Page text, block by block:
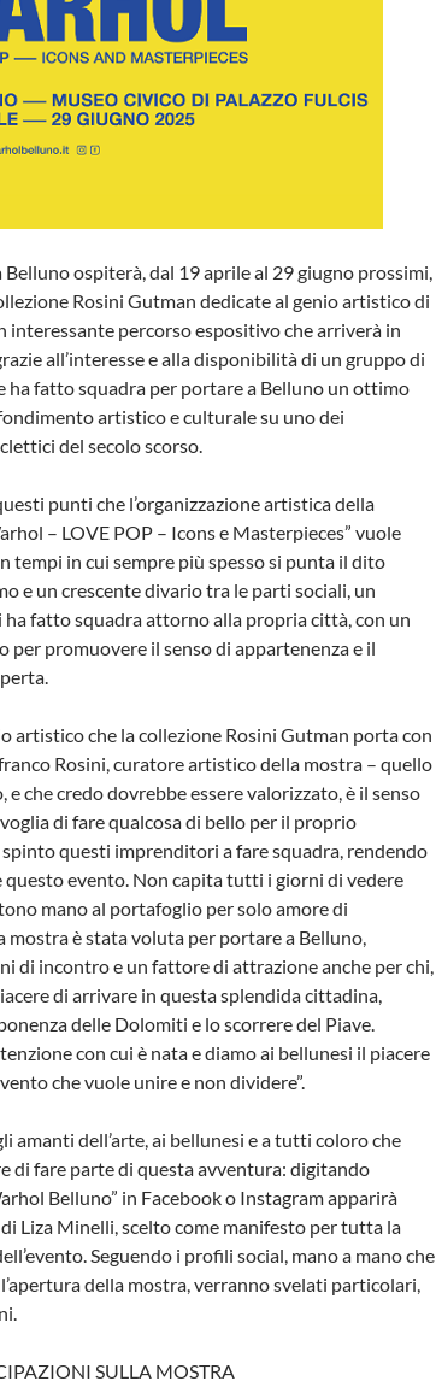
Belluno ospiterà, dal 19 aprile al 29 giugno prossimi,
Rosini Gutman dedicate al genio artistico di
interessante percorso espositivo che arriverà in
all’interesse e alla disponibilità di un gruppo di
ha fatto squadra per portare a Belluno un ottimo
artistico e culturale su uno dei
del secolo scorso.
punti che l’organizzazione artistica della
– LOVE POP – Icons e Masterpieces” vuole
tempi in cui sempre più spesso si punta il dito
e un crescente divario tra le parti sociali, un
fatto squadra attorno alla propria città, con un
per promuovere il senso di appartenenza e il
artistico che la collezione Rosini Gutman porta con
Rosini, curatore artistico della mostra – quello
e che credo dovrebbe essere valorizzato, è il senso
di fare qualcosa di bello per il proprio
questi imprenditori a fare squadra, rendendo
evento. Non capita tutti i giorni di vedere
mano al portafoglio per solo amore di
mostra è stata voluta per portare a Belluno,
di incontro e un fattore di attrazione anche per chi,
di arrivare in questa splendida cittadina,
delle Dolomiti e lo scorrere del Piave.
con cui è nata e diamo ai bellunesi il piacere
che vuole unire e non dividere”.
amanti dell’arte, ai bellunesi e a tutti coloro che
di fare parte di questa avventura: digitando
Belluno” in Facebook o Instagram apparirà
Liza Minelli, scelto come manifesto per tutta la
Seguendo i profili social, mano a mano che
della mostra, verranno svelati particolari,
SULLA MOSTRA